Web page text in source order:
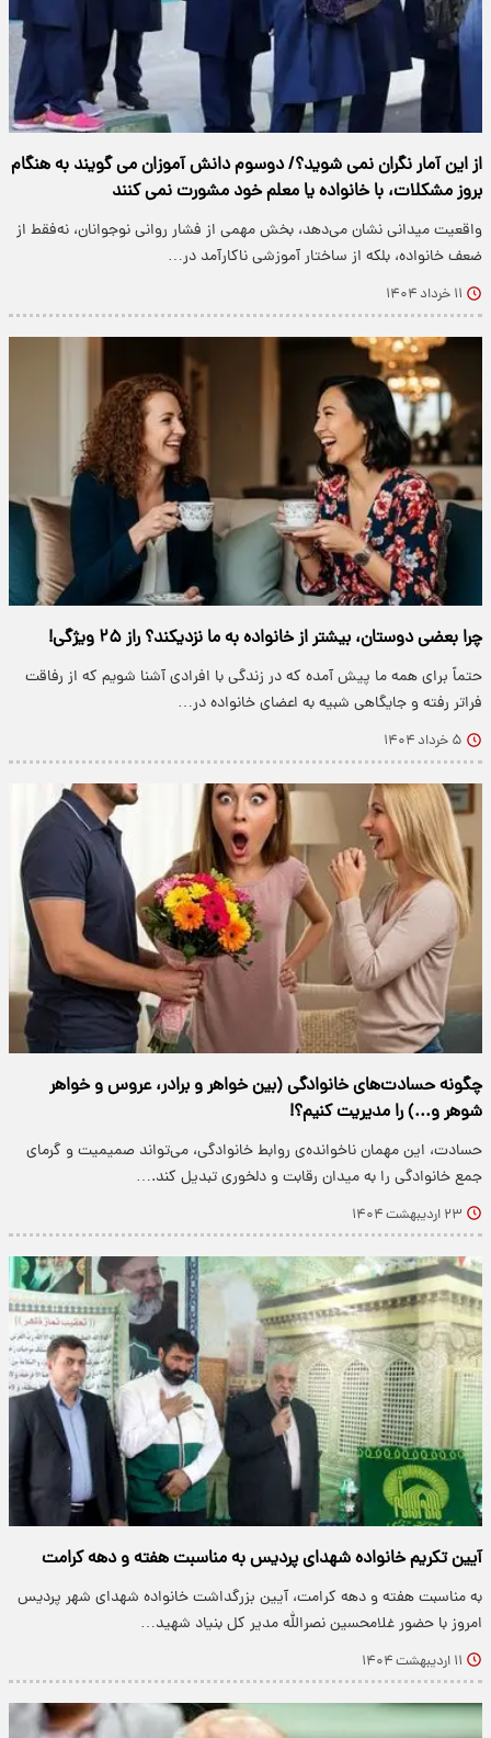
از این آمار نگران نمی شوید؟/ دوسوم دانش آموزان می گویند به هنگام
بروز مشکلات، با خانواده یا معلم خود مشورت نمی کنند
واقعیت میدانی نشان می‌دهد، بخش مهمی از فشار روانی نوجوانان، نه‌فقط از
ضعف خانواده، بلکه از ساختار آموزشی ناکارآمد در…
۱۱ خرداد ۱۴۰۴
چرا بعضی دوستان، بیشتر از خانواده به ما نزدیکند؟ راز ۲۵ ویژگی!
حتماً برای همه ما پیش آمده که در زندگی با افرادی آشنا شویم که از رفاقت
فراتر رفته و جایگاهی شبیه به اعضای خانواده در…
۵ خرداد ۱۴۰۴
چگونه حسادت‌های خانوادگی (بین خواهر و برادر، عروس و خواهر
شوهر و...) را مدیریت کنیم؟!
حسادت، این مهمان ناخوانده‌ی روابط خانوادگی، می‌تواند صمیمیت و گرمای
جمع خانوادگی را به میدان رقابت و دلخوری تبدیل کند.…
۲۳ اردیبهشت ۱۴۰۴
آیین تکریم خانواده شهدای پردیس به مناسبت هفته و دهه کرامت
به مناسبت هفته و دهه کرامت، آیین بزرگداشت خانواده شهدای شهر پردیس
امروز با حضور غلامحسین نصرالله مدیر کل بنیاد شهید…
۱۱ اردیبهشت ۱۴۰۴